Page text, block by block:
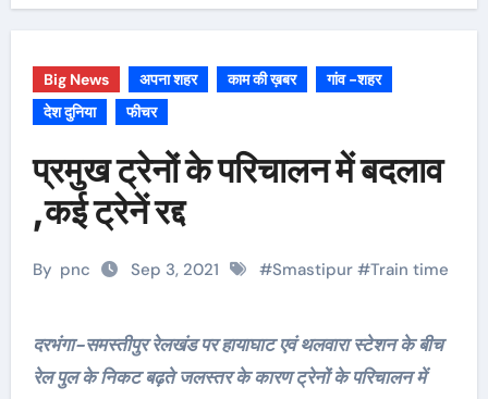
Big News अपना शहर काम की ख़बर
गांव -शहर
देश दुनिया
फीचर
प्रमुख ट्रेनों के परिचालन में बदलाव
,कई ट्रेनें रद्द
By pnc Sep 3, 2021 #Smastipur #Train time
दरभंगा-समस्तीपुर रेलखंड पर हायाघाट एवं थलवारा स्टेशन के बीच
रेल पुल के निकट बढ़ते जलस्तर के कारण ट्रेनों के परिचालन में